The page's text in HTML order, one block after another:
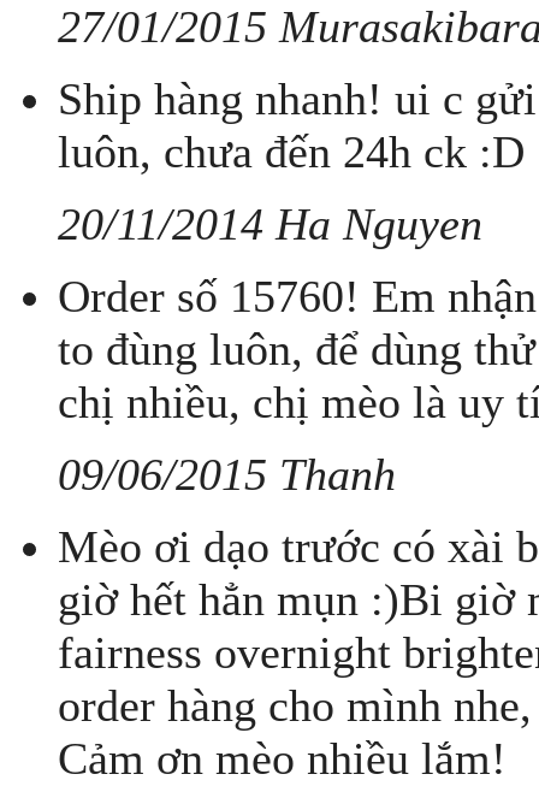
27/01/2015
Ship hàng nhanh! ui c
luôn, chưa đến 24h ck :D
20/11/2014 Ha Nguyen
Order số 15760! Em
to đùng luôn, để dùng
chị nhiều, chị mèo là uy
09/06/2015 Thanh
Mèo ơi dạo trước có xài
giờ hết hẳn mụn :)Bi giờ
fairness overnight
order hàng cho mình
Cảm ơn mèo nhiều lắm!